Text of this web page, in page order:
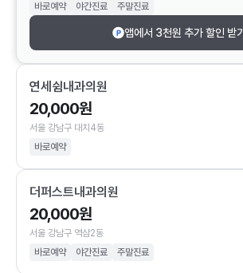
바로예약
야간진료 주말진료
앱에서 3천원 추가 할인 받기
연세쉼내과의원
20,000원
서울 강남구 대치4동
바로예약
더퍼스트내과의원
20,000원
서울 강남구 역삼2동
바로예약
야간진료 주말진료